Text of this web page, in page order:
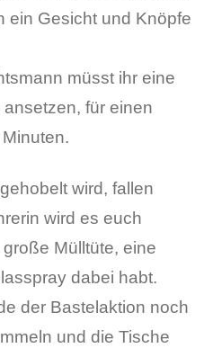
ein Gesicht und Knöpfe
müsst ihr eine
für einen
wird, fallen
wird es euch
Mülltüte, eine
dabei habt.
der Bastelaktion noch
und die Tische